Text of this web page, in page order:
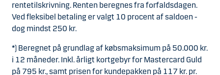
rentetilskrivning. Renten beregnes fra forfaldsdagen.
Ved fleksibel betaling er valgt 10 procent af saldoen -
dog mindst 250 kr.
*) Beregnet på grundlag af købsmaksimum på 50.000 kr.
i 12 måneder. Inkl. årligt kortgebyr for Mastercard Guld
på 795 kr., samt prisen for kundepakken på 117 kr. pr.